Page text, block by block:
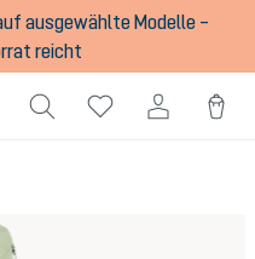
ausgewählte Modelle –
reicht